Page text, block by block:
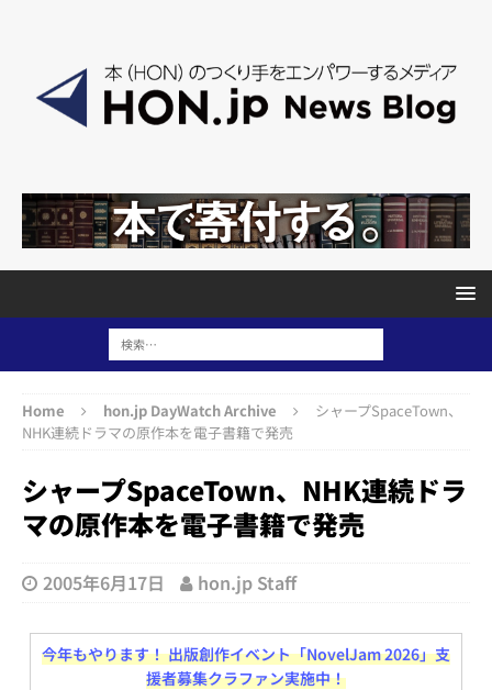
Home hon.jp DayWatch Archive
シャープSpaceTown、
NHK連続ドラマの原作本を電子書籍で発売
シャープSpaceTown、NHK連続ドラ
マの原作本を電子書籍で発売
2005年6月17日 hon.jp Staff
今年もやります！ 出版創作イベント「NovelJam 2026」支
援者募集クラファン実施中！